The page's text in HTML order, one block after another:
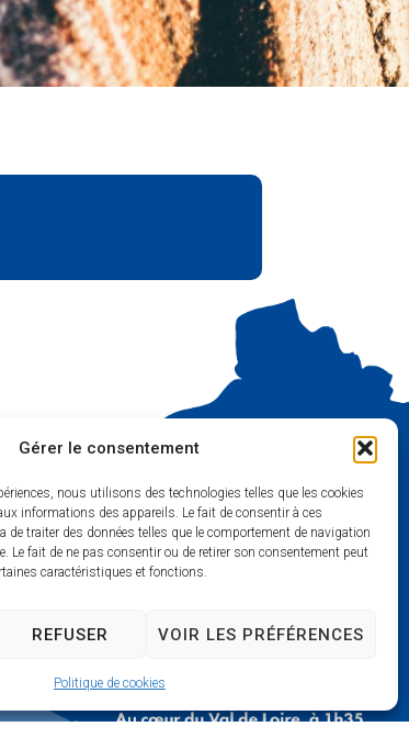
Gérer le consentement
nous utilisons des technologies telles que les cookies
informations des appareils. Le fait de consentir à ces
de traiter des données telles que le comportement de navigation
Le fait de ne pas consentir ou de retirer son consentement peut
caractéristiques et fonctions.
REFUSER VOIR LES PRÉFÉRENCES
Politique de cookies